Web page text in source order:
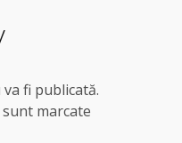
fi publicată.
marcate